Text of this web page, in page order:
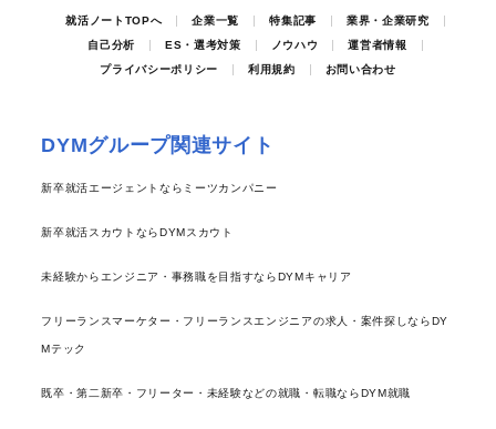
就活ノートTOPへ 企業一覧 特集記事
業界・企業研究
自己分析
ES・選考対策 ノウハウ
運営者情報
プライバシーポリシー
利用規約 お問い合わせ
DYMグループ関連サイト
新卒就活エージェントならミーツカンパニー
新卒就活スカウトならDYMスカウト
未経験からエンジニア・事務職を目指すならDYMキャリア
フリーランスマーケター・フリーランスエンジニアの求人・案件探しならDY
Mテック
既卒・第二新卒・フリーター・未経験などの就職・転職ならDYM就職